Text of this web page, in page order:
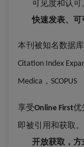
可见度和认可
快速发表、
本刊被知名数据
Citation Index
Medica ， SCOPUS
享受Online First优
即被引用和获取。
开放获取，方